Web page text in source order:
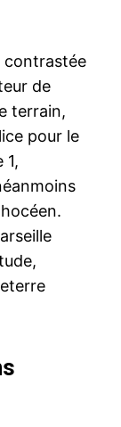
contrastée
de
terrain,
pour le
1,